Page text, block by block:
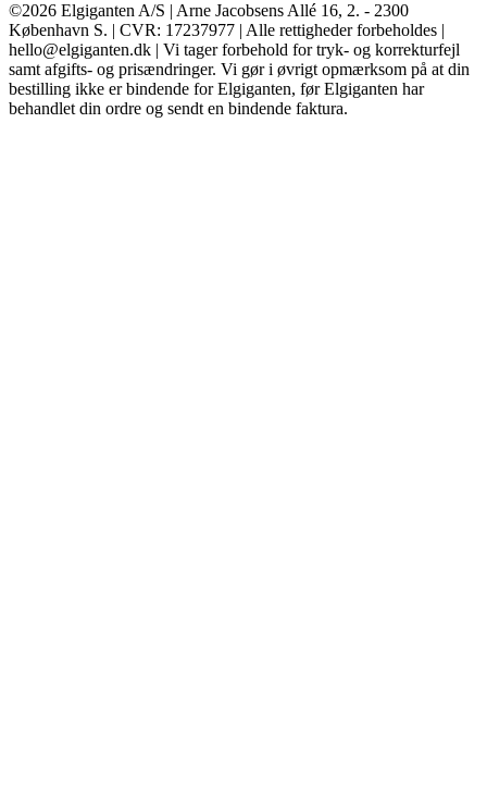
©2026 Elgiganten A/S | Arne Jacobsens Allé 16, 2. - 2300
København S. | CVR: 17237977 | Alle rettigheder forbeholdes |
hello@elgiganten.dk | Vi tager forbehold for tryk- og korrekturfejl
samt afgifts- og prisændringer. Vi gør i øvrigt opmærksom på at din
bestilling ikke er bindende for Elgiganten, før Elgiganten har
behandlet din ordre og sendt en bindende faktura.